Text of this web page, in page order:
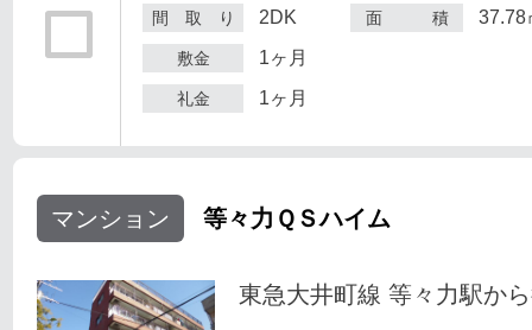
間 取 り 2DK 面 積 37.78
敷金 1ヶ月
礼金 1ヶ月
マンション 等々力ＱＳハイム
東急大井町線 等々力駅か